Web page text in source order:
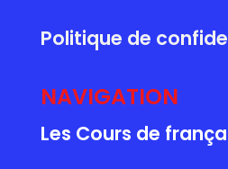
Politique de
NAVIGATION
Les Cours de